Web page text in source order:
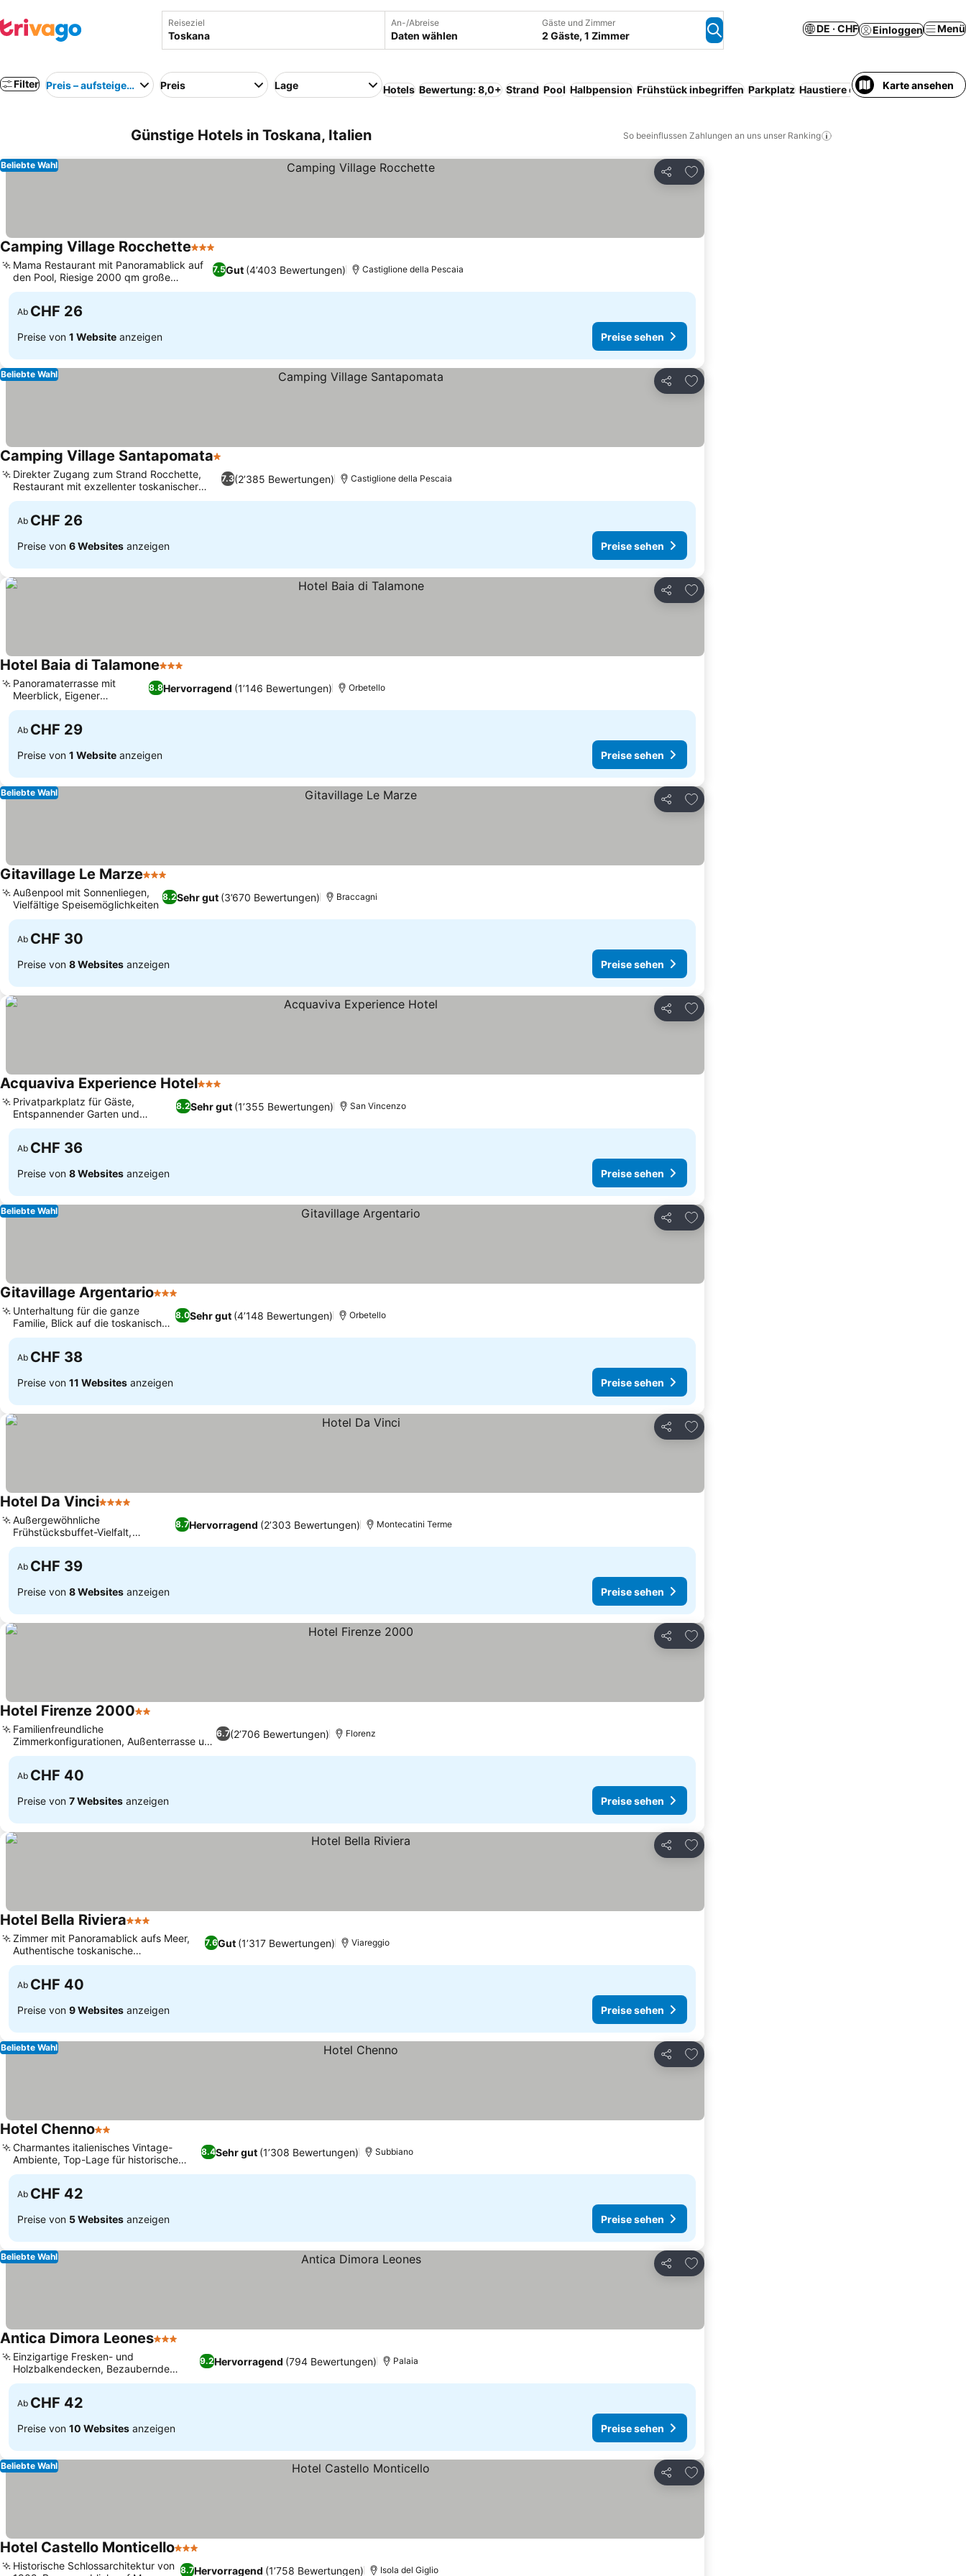
Reiseziel An-/Abreise
Daten wählen
Gäste und Zimmer
2 Gäste, 1 Zimmer
DE · CHF Einloggen Menü
Filter Preis – aufsteigend Preis Lage Hotels Bewertung: 8,0+ Strand Pool Halbpension Frühstück inbegriffen Parkplatz Haustiere erlaubt Resort
Karte ansehen
Günstige Hotels in Toskana, Italien So beeinflussen Zahlungen an uns unser Ranking
Teilen
Zu Favoriten hinzufügen
Beliebte Wahl
Camping Village Rocchette3 Sterne
7.5Gut (4’403 Bewertungen)
Mama Restaurant mit Panoramablick auf
den Pool, Riesige 2000 qm große
Poolanlage
Castiglione della Pescaia
Ab CHF 26
Preise von 1 Website anzeigen Preise sehen
Teilen
Zu Favoriten hinzufügen
Beliebte Wahl
Camping Village Santapomata1 Sterne
7.3(2’385 Bewertungen)
Direkter Zugang zum Strand Rocchette,
Restaurant mit exzellenter toskanischer
Küche
Castiglione della Pescaia
Ab CHF 26
Preise von 6 Websites anzeigen Preise sehen
Teilen
Zu Favoriten hinzufügen
Hotel Baia di Talamone3 Sterne
8.8Hervorragend (1’146 Bewertungen)
Panoramaterrasse mit
Meerblick, Eigener
Privatparkplatz
Orbetello
Ab CHF 29
Preise von 1 Website anzeigen Preise sehen
Teilen
Zu Favoriten hinzufügen
Beliebte Wahl
Gitavillage Le Marze3 Sterne
8.2Sehr gut (3’670 Bewertungen)
Außenpool mit Sonnenliegen,
Vielfältige Speisemöglichkeiten
Braccagni
Ab CHF 30
Preise von 8 Websites anzeigen Preise sehen
Teilen
Zu Favoriten hinzufügen
Acquaviva Experience Hotel3 Sterne
8.2Sehr gut (1’355 Bewertungen)
Privatparkplatz für Gäste,
Entspannender Garten und
Terrassenblick
San Vincenzo
Ab CHF 36
Preise von 8 Websites anzeigen Preise sehen
Teilen
Zu Favoriten hinzufügen
Beliebte Wahl
Gitavillage Argentario3 Sterne
8.0Sehr gut (4’148 Bewertungen)
Unterhaltung für die ganze
Familie, Blick auf die toskanischen
Inseln
Orbetello
Ab CHF 38
Preise von 11 Websites anzeigen Preise sehen
Teilen
Zu Favoriten hinzufügen
Hotel Da Vinci4 Sterne
8.7Hervorragend (2’303 Bewertungen)
Außergewöhnliche
Frühstücksbuffet-Vielfalt,
Dachpool mit Panoramablick
Montecatini Terme
Ab CHF 39
Preise von 8 Websites anzeigen Preise sehen
Teilen
Zu Favoriten hinzufügen
Hotel Firenze 20002 Sterne
6.7(2’706 Bewertungen)
Familienfreundliche
Zimmerkonfigurationen, Außenterrasse und
Zugang zum Garten
Florenz
Ab CHF 40
Preise von 7 Websites anzeigen Preise sehen
Teilen
Zu Favoriten hinzufügen
Hotel Bella Riviera3 Sterne
7.6Gut (1’317 Bewertungen)
Zimmer mit Panoramablick aufs Meer,
Authentische toskanische
Hausmannskost
Viareggio
Ab CHF 40
Preise von 9 Websites anzeigen Preise sehen
Teilen
Zu Favoriten hinzufügen
Beliebte Wahl
Hotel Chenno2 Sterne
8.4Sehr gut (1’308 Bewertungen)
Charmantes italienisches Vintage-
Ambiente, Top-Lage für historische
Entdeckungen
Subbiano
Ab CHF 42
Preise von 5 Websites anzeigen Preise sehen
Teilen
Zu Favoriten hinzufügen
Beliebte Wahl
Antica Dimora Leones3 Sterne
9.2Hervorragend (794 Bewertungen)
Einzigartige Fresken- und
Holzbalkendecken, Bezaubernde
Garten- und Terrassenblicke
Palaia
Ab CHF 42
Preise von 10 Websites anzeigen Preise sehen
Teilen
Zu Favoriten hinzufügen
Beliebte Wahl
Hotel Castello Monticello3 Sterne
8.7Hervorragend (1’758 Bewertungen)
Historische Schlossarchitektur von
Isola del Giglio